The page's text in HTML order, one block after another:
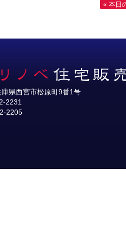
« 本日
県西宮市松原町9番1号
2231
2205